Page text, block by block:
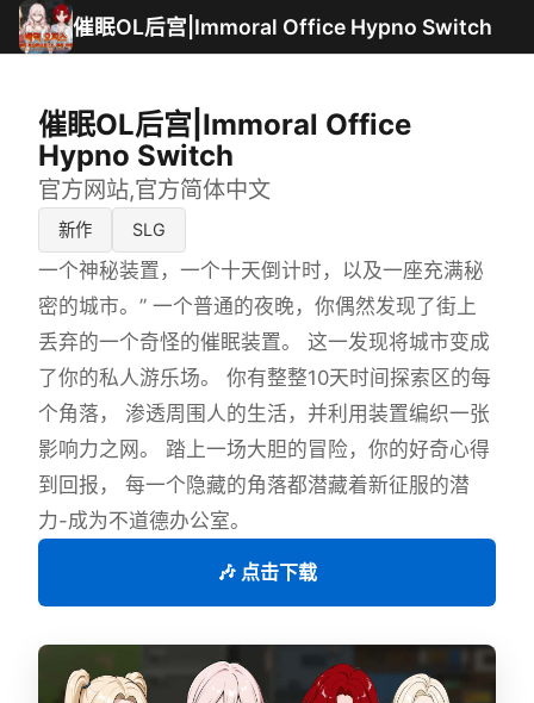
催眠OL后宫|Immoral Office Hypno Switch
催眠OL后宫|Immoral Office
Hypno Switch
官方网站,官方简体中文
新作 SLG
一个神秘装置，一个十天倒计时，以及一座充满秘
密的城市。” 一个普通的夜晚，你偶然发现了街上
丢弃的一个奇怪的催眠装置。 这一发现将城市变成
了你的私人游乐场。 你有整整10天时间探索区的每
个角落， 渗透周围人的生活，并利用装置编织一张
影响力之网。 踏上一场大胆的冒险，你的好奇心得
到回报， 每一个隐藏的角落都潜藏着新征服的潜
力-成为不道德办公室。
🎶 点击下载